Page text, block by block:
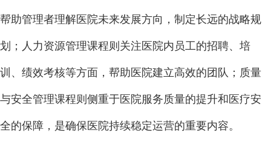
帮助管理者理解医院未来发展方向，制定长远的战略规
划；人力资源管理课程则关注医院内员工的招聘、培
训、绩效考核等方面，帮助医院建立高效的团队；质量
与安全管理课程则侧重于医院服务质量的提升和医疗安
全的保障，是确保医院持续稳定运营的重要内容。